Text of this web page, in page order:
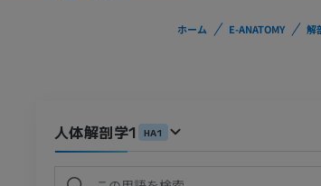
ホーム E-ANATOMY 解
人体解剖学1 HA1